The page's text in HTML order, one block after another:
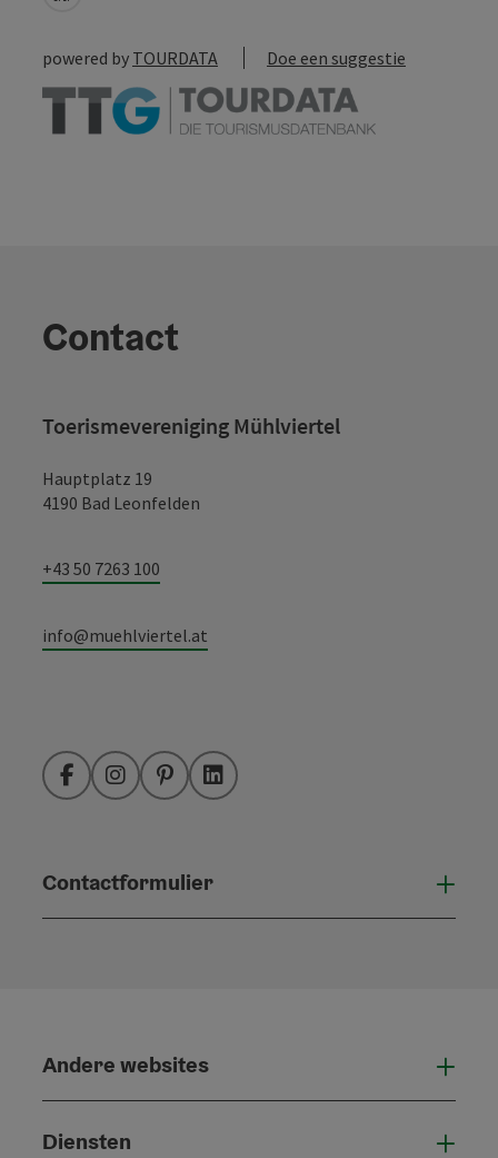
powered by TOURDATA Doe een suggestie
Contact
Toerismevereniging Mühlviertel
Hauptplatz 19
4190 Bad Leonfelden
+43 50 7263 100
info@muehlviertel.at
FacebookInstagramPinterestLinkedIn
Contactformulier
Andere websites
Diensten